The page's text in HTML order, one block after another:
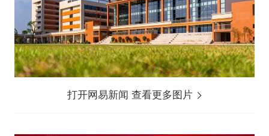
打开网易新闻 查看更多图片